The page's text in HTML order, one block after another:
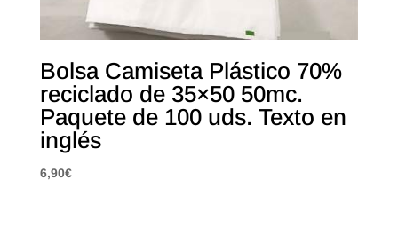
Bolsa Camiseta Plástico 70%
reciclado de 35×50 50mc.
Paquete de 100 uds. Texto en
inglés
6,90€